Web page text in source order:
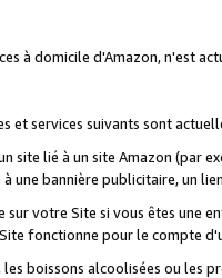
à domicile d'Amazon, n'est
et services suivants sont
site lié à un site Amazon (par
une bannière publicitaire, un
sur votre Site si vous êtes une
fonctionne pour le compte
boissons alcoolisées ou les